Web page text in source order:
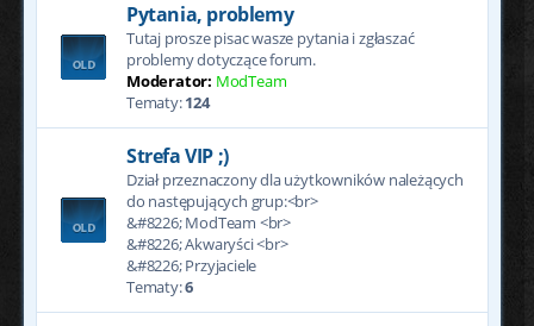
Pytania, problemy
Tutaj prosze pisac wasze pytania i zgłaszać
problemy dotyczące forum.
Moderator: ModTeam
Tematy:124
Strefa VIP ;)
Dział przeznaczony dla użytkowników należących
do następujących grup:<br>
&#8226; ModTeam <br>
&#8226; Akwaryści <br>
&#8226; Przyjaciele
Tematy:6